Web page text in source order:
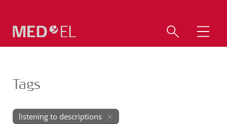
Tags
listening to descriptions